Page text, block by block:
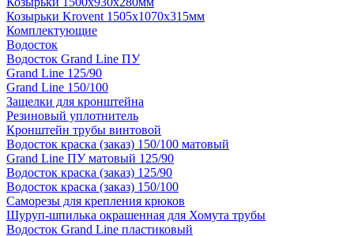
Козырьки Krovent 1505х1070х315мм
Комплектующие
Водосток
Водосток Grand Line ПУ
Grand Line 125/90
Grand Line 150/100
Защелки для кронштейна
Резиновый уплотнитель
Кронштейн трубы винтовой
Водосток краска (заказ) 150/100 матовый
Grand Line ПУ матовый 125/90
Водосток краска (заказ) 125/90
Водосток краска (заказ) 150/100
Саморезы для крепления крюков
Шуруп-шпилька окрашенная для Хомута трубы
Водосток Grand Line пластиковый